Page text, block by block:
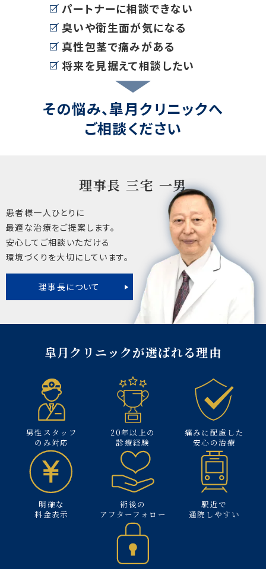
パートナーに相談できない
臭いや衛生面が気になる
真性包茎で痛みがある
将来を見据えて相談したい
その悩み、皐月クリニックへ
ご相談ください
理事長 三宅 一男
患者様一人ひとりに
最適な治療をご提案します。
安心してご相談いただける
環境づくりを大切にしています。
理事長について
皐月クリニックが選ばれる理由
男性スタッフ
のみ対応
20年以上の
診療経験
痛みに配慮した
安心の治療
明確な
料金表示
術後の
アフターフォロー
駅近で
通院しやすい